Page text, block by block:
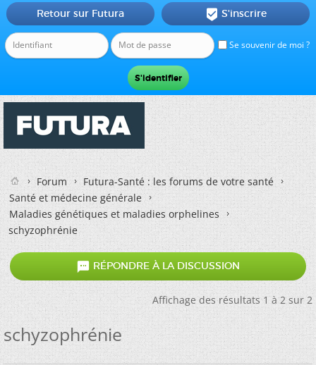
Se souvenir de moi ?
Retour sur Futura  S'inscrire
Forum
Futura-Santé : les forums de votre santé
Santé et médecine générale
Maladies génétiques et maladies orphelines
schyzophrénie
 RÉPONDRE À LA DISCUSSION
Affichage des résultats 1 à 2 sur 2
schyzophrénie